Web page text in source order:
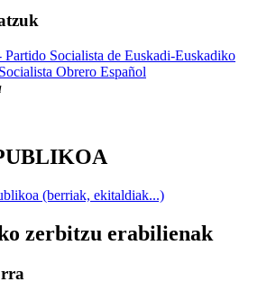
Socialista de Euskadi-Euskadiko
Obrero Español
(berriak, ekitaldiak...)
zerbitzu erabilienak